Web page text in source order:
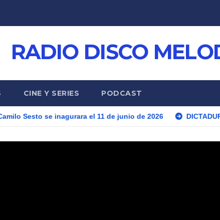
RADIO DISCO
CINE Y SERIES PODCAST
inagurara el 11 de junio de 2026 DICTADURA PURA Y